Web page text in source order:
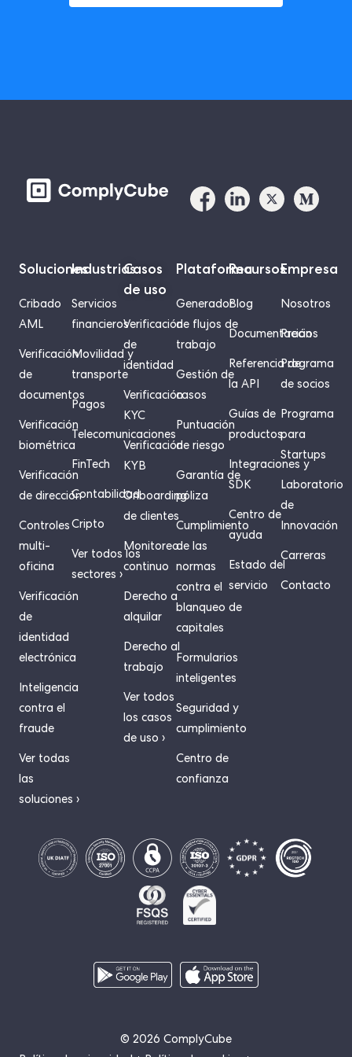
Soluciones
Cribado
AML
Verificación
de
documentos
Verificación
biométrica
Verificación
de dirección
Controles
multi-
oficina
Verificación
de
identidad
electrónica
Inteligencia
contra el
fraude
Ver todas
las
soluciones ›
Industrias
Servicios
financieros
Movilidad y
transporte
Pagos
Telecomunicaciones
FinTech
Contabilidad
Cripto
Ver todos los
sectores ›
Casos
de uso
Verificación
de
identidad
Verificación
KYC
Verificación
KYB
Onboarding
de clientes
Monitoreo
continuo
Derecho a
alquilar
Derecho al
trabajo
Ver todos
los casos
de uso ›
Plataforma
Generador
de flujos de
trabajo
Gestión de
casos
Puntuación
de riesgo
Garantía de
póliza
Cumplimiento
de las
normas
contra el
blanqueo de
capitales
Formularios
inteligentes
Seguridad y
cumplimiento
Centro de
confianza
Recursos
Blog
Documentación
Referencia de
la API
Guías de
productos
Integraciones y
SDK
Centro de
ayuda
Estado del
servicio
Empresa
Nosotros
Precios
Programa
de socios
Programa
para
Startups
Laboratorio
de
Innovación
Carreras
Contacto
© 2026 ComplyCube